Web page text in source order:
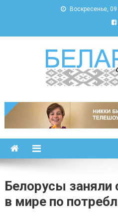
Воскресенье,
Беларусь и
Белорусы
в мире по